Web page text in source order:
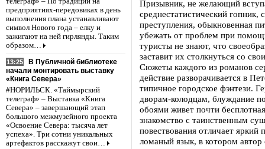
предприятиях-передовиках в день
выполнения плана устанавливают
символ Нового года – елку и
зажигают на ней гирлянды. Таким
образом…
13:25
В Публичной библиотеке
начали монтировать выставку
«Книга Севера»
#НОРИЛЬСК. «Таймырский
телеграф» – Выставка «Книга
Севера» – завершающий этап
большого межмузейного проекта
«Освоение Севера: тысяча лет
успеха». Три сотни уникальных
артефактов расскажут свои…
Призывник, не желающий
среднестатистический
преступления, обыкновенная
убежать от проблем при
туристы не знают, что
заставит их столкнуться со
Сюжеты каждого из романов
действие разворачивается в
типичное городское фэнтези.
дворам-колодцам, блуждание
обоями живет почти
знакомство с таинственным
повествования отличает
ломаный язык, в котором